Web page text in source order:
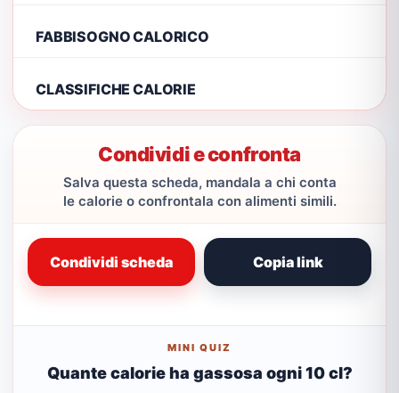
FABBISOGNO CALORICO
CLASSIFICHE CALORIE
Condividi e confronta
Salva questa scheda, mandala a chi conta
le calorie o confrontala con alimenti simili.
Condividi scheda Copia link
MINI QUIZ
Quante calorie ha gassosa ogni 10 cl?